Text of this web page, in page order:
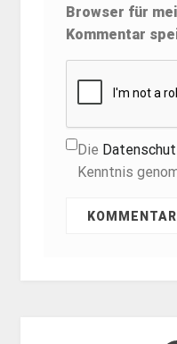
Browser für
Kommentar
Die
Kenntnis